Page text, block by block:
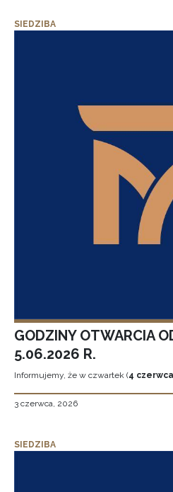
SIEDZIBA
GODZINY OTWARCIA
5.06.2026 R.
Informujemy, że w czwartek (4
3 czerwca, 2026
SIEDZIBA